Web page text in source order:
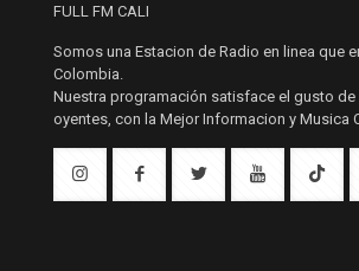
FULL FM CALI
Somos una Estacion de Radio en linea que
Colombia.
Nuestra programación satisface el gusto
oyentes, con la Mejor Informacion y Musica